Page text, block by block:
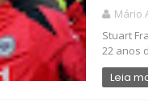
Mário
Stuart
22 anos
Leia